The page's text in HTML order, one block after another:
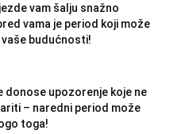
vam šalju snažno
vama je period koji može
budućnosti!
donose upozorenje koje ne
– naredni period može
toga!